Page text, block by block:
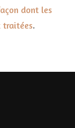
dont les
traitées.